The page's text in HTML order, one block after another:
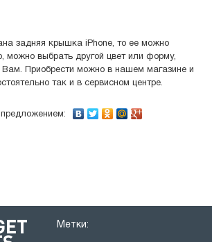
задняя крышка iPhone, то ее можно
можно выбрать другой цвет или форму,
Приобрести можно в нашем магазине и
так и в сервисном центре.
Метки: